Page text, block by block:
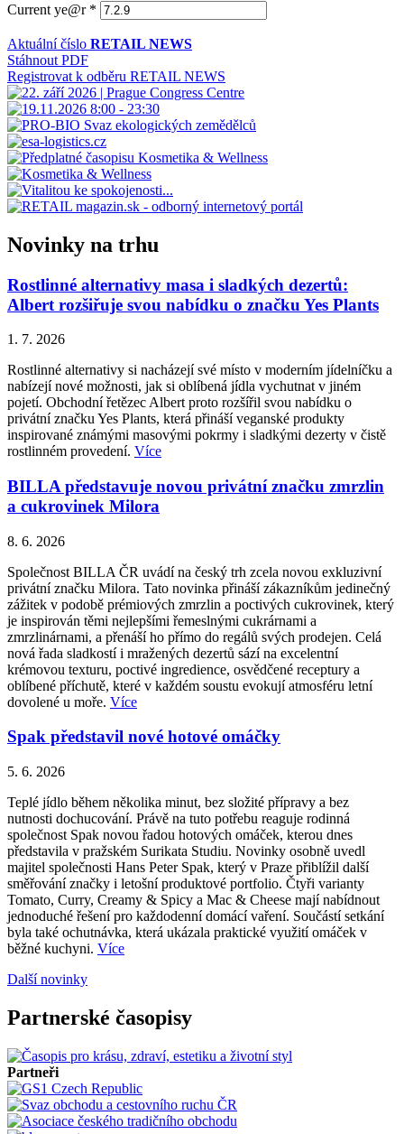
Current ye@r *
Aktuální číslo RETAIL NEWS
Stáhnout PDF
Registrovat k odběru RETAIL NEWS
Novinky na trhu
Rostlinné alternativy masa i sladkých dezertů:
Albert rozšiřuje svou nabídku o značku Yes Plants
1. 7. 2026
Rostlinné alternativy si nacházejí své místo v moderním jídelníčku a
nabízejí nové možnosti, jak si oblíbená jídla vychutnat v jiném
pojetí. Obchodní řetězec Albert proto rozšířil svou nabídku o
privátní značku Yes Plants, která přináší veganské produkty
inspirované známými masovými pokrmy i sladkými dezerty v čistě
rostlinném provedení. Více
BILLA představuje novou privátní značku zmrzlin
a cukrovinek Milora
8. 6. 2026
Společnost BILLA ČR uvádí na český trh zcela novou exkluzivní
privátní značku Milora. Tato novinka přináší zákazníkům jedinečný
zážitek v podobě prémiových zmrzlin a poctivých cukrovinek, který
je inspirován těmi nejlepšími řemeslnými cukrárnami a
zmrzlinárnami, a přenáší ho přímo do regálů svých prodejen. Celá
nová řada sladkostí i mražených dezertů sází na excelentní
krémovou texturu, poctivé ingredience, osvědčené receptury a
oblíbené příchutě, které v každém soustu evokují atmosféru letní
dovolené u moře. Více
Spak představil nové hotové omáčky
5. 6. 2026
Teplé jídlo během několika minut, bez složité přípravy a bez
nutnosti dochucování. Právě na tuto potřebu reaguje rodinná
společnost Spak novou řadou hotových omáček, kterou dnes
představila v pražském Surikata Studiu. Novinky osobně uvedl
majitel společnosti Hans Peter Spak, který v Praze přiblížil další
směřování značky i letošní produktové portfolio. Čtyři varianty
Tomato, Curry, Creamy & Spicy a Mac & Cheese mají nabídnout
jednoduché řešení pro každodenní domácí vaření. Součástí setkání
byla také ochutnávka, která ukázala praktické využití omáček v
běžné kuchyni. Více
Další novinky
Partnerské časopisy
Partneři